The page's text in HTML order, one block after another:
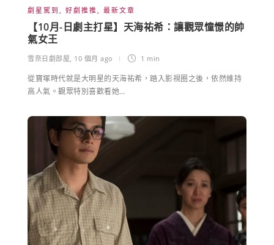
劇星駕到 好劇推推 最新文章
【10月-日劇主打星】天海祐希：讓觀眾憧憬的帥
氣女王
雪奈日劇部屋 10 個月 ago 1 min
從寶塚時代就是大明星的天海祐希，踏入影視圈之後，依然維持
高人氣。觀眾特別喜歡看她…